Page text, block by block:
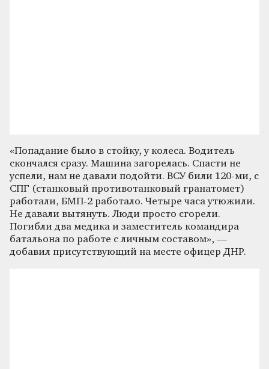
«Попадание было в стойку, у колеса. Водитель
скончался сразу. Машина загорелась. Спасти не
успели, нам не давали подойти. ВСУ били 120-ми, с
СПГ (станковый противотанковый гранатомет)
работали, БМП-2 работало. Четыре часа утюжили.
Не давали вытянуть. Люди просто сгорели.
Погибли два медика и заместитель командира
батальона по работе с личным составом», —
добавил присутствующий на месте офицер ДНР.